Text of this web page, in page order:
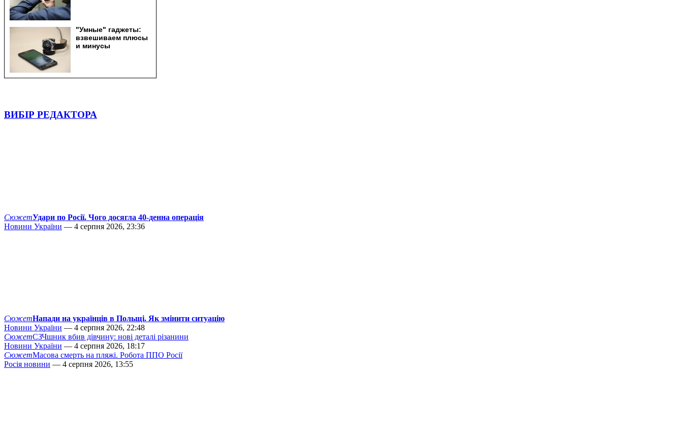
ВИБІР РЕДАКТОРА
СюжетУдари по Росії. Чого досягла 40-денна операція
Новини України — 4 серпня 2026, 23:36
СюжетНапади на українців в Польщі. Як змінити ситуацію
Новини України — 4 серпня 2026, 22:48
СюжетСЗЧшник вбив дівчину: нові деталі різанини
Новини України — 4 серпня 2026, 18:17
СюжетМасова смерть на пляжі. Робота ППО Росії
Росія новини — 4 серпня 2026, 13:55